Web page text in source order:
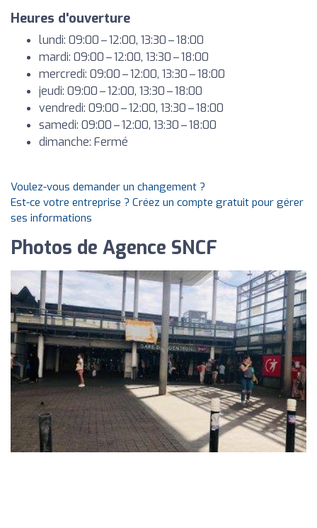
Heures d'ouverture
lundi: 09:00 – 12:00, 13:30 – 18:00
mardi: 09:00 – 12:00, 13:30 – 18:00
mercredi: 09:00 – 12:00, 13:30 – 18:00
jeudi: 09:00 – 12:00, 13:30 – 18:00
vendredi: 09:00 – 12:00, 13:30 – 18:00
samedi: 09:00 – 12:00, 13:30 – 18:00
dimanche: Fermé
Voulez-vous demander un changement ?
Est-ce votre entreprise ? Créez un compte gratuit pour gérer
ses informations
Photos de Agence SNCF